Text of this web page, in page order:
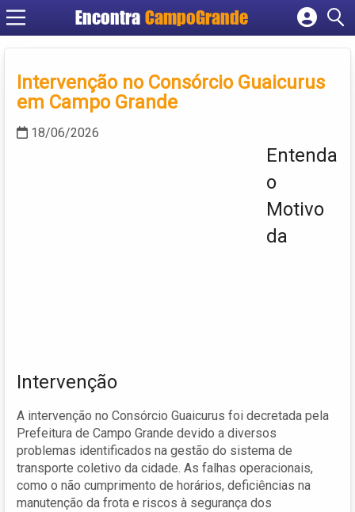
Encontra CampoGrande
Cadastrar empresa
Criar conta
Intervenção no Consórcio Guaicurus
em Campo Grande
18/06/2026
Entenda
o
Motivo
da
Intervenção
A intervenção no Consórcio Guaicurus foi decretada pela
Prefeitura de Campo Grande devido a diversos
problemas identificados na gestão do sistema de
transporte coletivo da cidade. As falhas operacionais,
como o não cumprimento de horários, deficiências na
manutenção da frota e riscos à segurança dos